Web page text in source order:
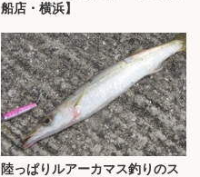
船店・横浜】
陸っぱりルアーカマス釣りのス